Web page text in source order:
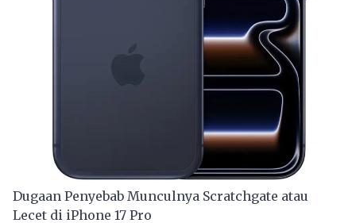
Dugaan Penyebab Munculnya Scratchgate atau
Lecet di iPhone 17 Pro